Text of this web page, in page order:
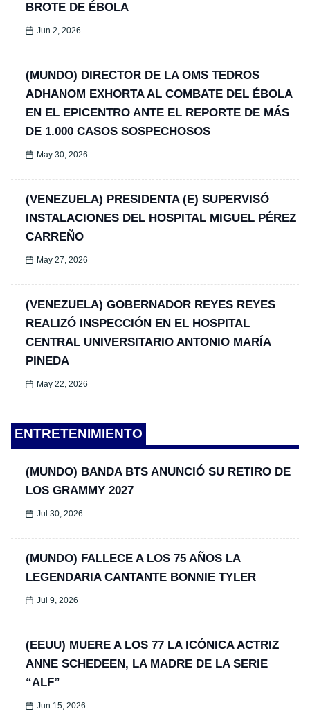
BROTE DE ÉBOLA
Jun 2, 2026
(MUNDO) DIRECTOR DE LA OMS TEDROS
ADHANOM EXHORTA AL COMBATE DEL ÉBOLA
EN EL EPICENTRO ANTE EL REPORTE DE MÁS
DE 1.000 CASOS SOSPECHOSOS
May 30, 2026
(VENEZUELA) PRESIDENTA (E) SUPERVISÓ
INSTALACIONES DEL HOSPITAL MIGUEL PÉREZ
CARREÑO
May 27, 2026
(VENEZUELA) GOBERNADOR REYES REYES
REALIZÓ INSPECCIÓN EN EL HOSPITAL
CENTRAL UNIVERSITARIO ANTONIO MARÍA
PINEDA
May 22, 2026
ENTRETENIMIENTO
(MUNDO) BANDA BTS ANUNCIÓ SU RETIRO DE
LOS GRAMMY 2027
Jul 30, 2026
(MUNDO) FALLECE A LOS 75 AÑOS LA
LEGENDARIA CANTANTE BONNIE TYLER
Jul 9, 2026
(EEUU) MUERE A LOS 77 LA ICÓNICA ACTRIZ
ANNE SCHEDEEN, LA MADRE DE LA SERIE
“ALF”
Jun 15, 2026